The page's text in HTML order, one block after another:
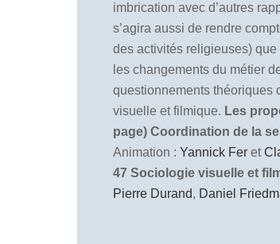
imbrication avec d’autres
s’agira aussi de rendre
des activités religieuses)
les changements du métier
questionnements théoriques
visuelle et filmique. Les
page) Coordination de la
Animation : Yannick Fer et
47 Sociologie visuelle et
Pierre Durand, Daniel